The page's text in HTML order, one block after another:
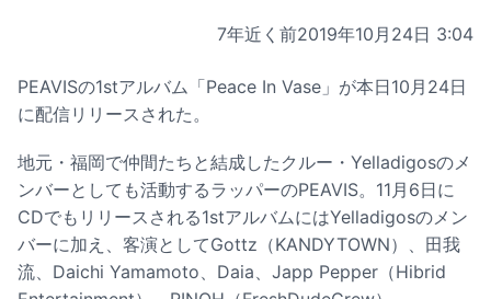
7年近く前2019年10月24日 3:04
PEAVISの1stアルバム「Peace In Vase」が本日10月24日
に配信リリースされた。
地元・福岡で仲間たちと結成したクルー・Yelladigosのメ
ンバーとしても活動するラッパーのPEAVIS。11月6日に
CDでもリリースされる1stアルバムにはYelladigosのメン
バーに加え、客演としてGottz（KANDYTOWN）、田我
流、Daichi Yamamoto、Daia、Japp Pepper（Hibrid